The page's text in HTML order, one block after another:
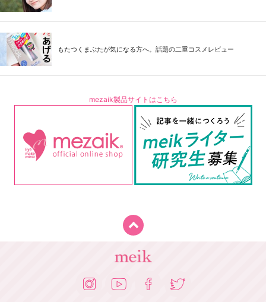
もたつくまぶたが気になる方へ。話題の二重コスメレビュー
mezaik製品サイトはこちら